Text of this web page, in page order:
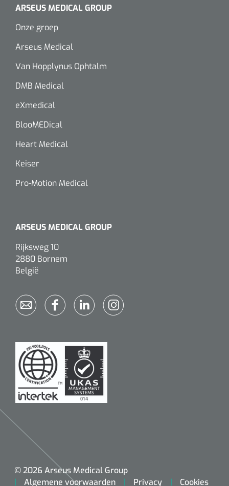
ARSEUS MEDICAL GROUP
Onze groep
Arseus Medical
Van Hopplynus Ophtalm
DMB Medical
eXmedical
BlooMEDical
Heart Medical
Keiser
Pro-Motion Medical
ARSEUS MEDICAL GROUP
Rijksweg 10
2880 Bornem
België
© 2026 Arseus Medical Group
Algemene voorwaarden
Privacy Cookies